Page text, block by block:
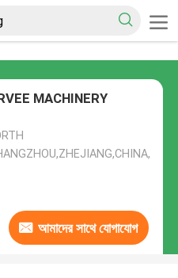
MACHINERY
আমাদের সাথে যোগাযোগ